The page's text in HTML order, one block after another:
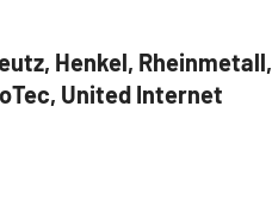
Henkel, Rheinmetall,
United Internet